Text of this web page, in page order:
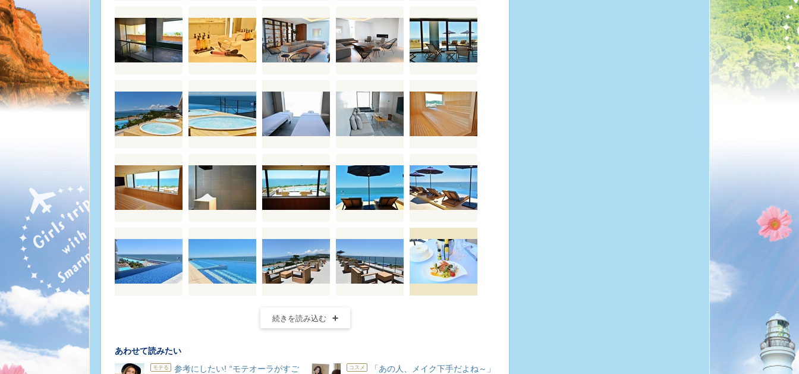
続きを読み込む
あわせて読みたい
モテる
参考にしたい! “モテオーラがすご
コスメ
「あの人、メイク下手だよね～」